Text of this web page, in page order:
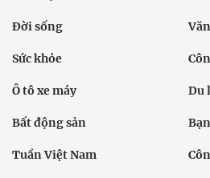
Đời sống
Sức khỏe
Ô tô xe máy Du
Bất động sản
Tuần Việt Nam